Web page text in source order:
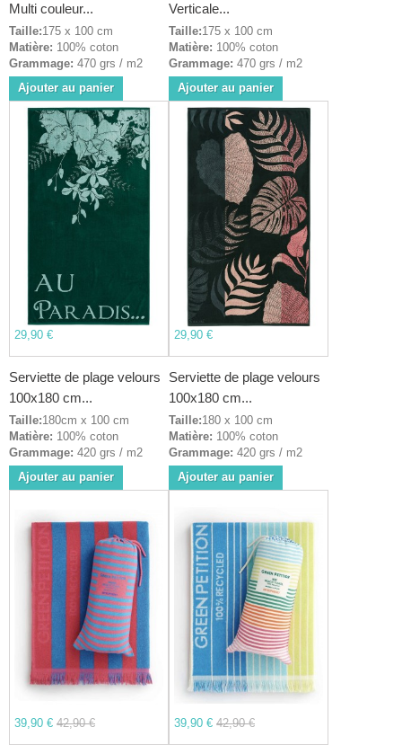
Multi couleur...
Taille:175 x 100 cm
Matière: 100% coton
Grammage: 470 grs / m2
Ajouter au panier
Verticale...
Taille:175 x 100 cm
Matière: 100% coton
Grammage: 470 grs / m2
Ajouter au panier
29,90 €
Serviette de plage velours
100x180 cm...
Taille:180cm x 100 cm
Matière: 100% coton
Grammage: 420 grs / m2
Ajouter au panier
29,90 €
Serviette de plage velours
100x180 cm...
Taille:180 x 100 cm
Matière: 100% coton
Grammage: 420 grs / m2
Ajouter au panier
39,90 € 42,90 € 39,90 € 42,90 €